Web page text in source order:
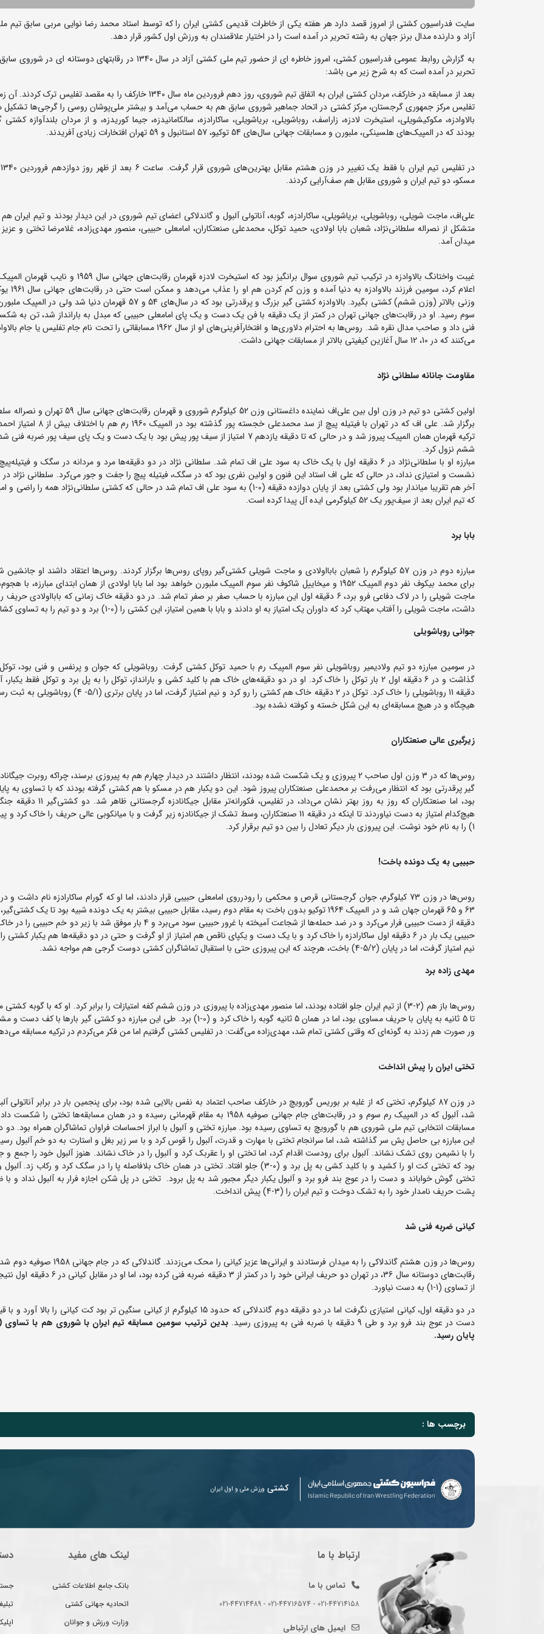
سایت فدراسیون کشتی از امروز قصد دارد هر هفته یکی از خاطرات قدیمی کشتی ایران را که توسط استاد محمد رضا نوایی مربی سابق تیم
آزاد و دارنده مدال برنز جهان به رشته تحریر در آمده است را در اختیار علاقمندان به ورزش اول کشور قرار دهد.
به گزارش روابط عمومی فدراسیون کشتی، امروز خاطره ای از حضور تیم ملی کشتی آزاد در سال 1340 در رقابتهای
تحریر در آمده است که به شرح زیر می باشد:
بعد از مسابقه در خارکف، مردان کشتی ایران به اتفاق تیم شوروی، روز دهم فروردین ماه سال 1340 خارکف را به مقصد
تفلیس مرکز جمهوری گرجستان، مرکز کشتی در اتحاد جماهیر شوروی سابق هم به حساب می‌آمد و بیشتر ملی‌پوشان روسی را گرجی‌ها تشکیل
بالاوادزه، مکوکیشویلی، استیخرت لادزه، زاراسف، روباشویلی، بریاشویلی، ساکارادزه، سالکامانیدزه، جیما کوریدزه، و از مردان بلندآوازه
بودند که در المپیک‌های هلسینکی، ملبورن و مسابقات جهانی سال‌های 54 توکیو، 57 استانبول و 59 تهران افتخارات زیادی آفریدند.
مسکو، دو تیم ایران و شوروی مقابل هم صف‌آرایی کردند.
علی‌اف، ماجت شویلی، روباشویلی، بریاشویلی، ساکارادزه، گوبه، آناتولی آلبول و گاندلاکی اعضای تیم شوروی در این دیدار بودند و تیم ایران هم
متشکل از نصراله سلطانی‌نژاد، شعبان بابا اولادی، حمید توکل، محمدعلی صنعتکاران، امامعلی حبیبی، منصور مهدی‌زاده، غلامرضا تختی و
میدان آمد.
اعلام کرد، سومین فرزند
وزنی بالاتر (وزن ششم) کشتی بگیرد. بالاوادزه کشتی گیر بزرگ و پرقدرتی بود که در سال‌های 54 و 57 قهرمان دنیا شد
سوم رسید. او در رقابت‌های جهانی تهران در کمتر از یک دقیقه با فن یک دست و یک پای امامعلی حبیبی که مبدل به بارانداز شد، تن به
فنی داد و صاحب مدال نقره شد. روس‌ها به احترام دلاوری‌ها و افتخارآفرینی‌های او از سال 1962 مسابقاتی را تحت نام جام
می‌کنند که در 10، 12 سال آغازین کیفیتی بالاتر از مسابقات جهانی داشت.
مقاومت جانانه سلطانی نژاد
اولین کشتی دو تیم در وزن اول بین علی‌اف نماینده داغستانی وزن 52 کیلوگرم شوروی و قهرمان
برگزار شد. علی اف که در تهران با فیتیله پیچ از سد محمدعلی خجسته پور
ترکیه قهرمان همان المپیک پیروز شد و در حالی که تا دقیقه یازدهم 7 امتیاز از سیف پور پیش بود با یک دست و یک پای سیف پور
ششم نزول کرد.
مبارزه او با سلطانی‌نژاد در 6 دقیقه اول با یک خاک به سود علی اف تمام شد. سلطانی نژاد در دو دقیقه‌ها مرد و مردانه در سگک و
نشست و امتیازی نداد، در حالی که علی اف استاد این فنون و اولین نفری بود که در سگک، فیتیله پیچ را جفت و جور می‌کرد. سلطانی نژاد در
آخر هم تقریبا میاندار بود ولی کشتی بعد از پایان دوازده دقیقه (0-1) به سود علی اف تمام شد در حالی که کشتی سلطانی‌نژاد همه را
که تیم ایران بعد از سیف‌پور یک 52 کیلوگرمی ایده آل پیدا کرده است.
بابا برد
مبارزه دوم در وزن 57 کیلوگرم را شعبان بابااولادی و ماجت شویلی کشتی‌گیر روپای روس‌ها برگزار کردند. روس‌ها اعتقاد داشند او
برای محمد بیکوف نفر دوم المپیک 1952 و میخاییل شاکوف نفر سوم المپیک ملبورن خواهد بود اما بابا اولادی از همان ابتدای مبارزه،
ماجت شویلی را در لاک دفاعی فرو برد، 6 دقیقه اول این مبارزه با حساب صفر بر صفر تمام شد. در دو دقیقه خاک زمانی که بابااولادی
داشت، ماجت شویلی را آفتاب مهتاب کرد که داوران یک امتیاز به او دادند و بابا با همین امتیاز، این کشتی را (0-1) برد و دو تیم را به تساوی کشاند.
جوانی روباشویلی
در سومین مبارزه دو تیم ولادیمیر روباشویلی نفر سوم المپیک رم با حمید توکل کشتی گرفت. روباشویلی که جوان و پرنفس و فنی بود، توکل
گذاشت و در 6 دقیقه اول 2 بار توکل را خاک کرد. او در دو دقیقه‌های خاک هم با کلید کشی و بارانداز، توکل را به پل برد و توکل فقط
دقیقه 11 روباشویلی را خاک کرد. توکل در 2 دقیقه خاک هم کشتی را رو کرد و نیم امتیاز گرفت، اما در
هیچگاه و در هیچ مسابقه‌ای به این شکل خسته و کوفته نشده بود.
زیرگیری عالی صنعتکاران
روس‌ها که در 3 وزن اول صاحب 2 پیروزی و یک شکست شده بودند، انتظار داشتند در دیدار چهارم هم به پیروزی برسند، چراکه روبرت
گیر پرقدرتی بود که انتظار می‌رفت بر محمدعلی صنعتکاران پیروز شود. این دو یکبار هم در مسکو با هم کشتی گرفته بودند که با تساوی به
بود، اما صنعتکاران که روز به روز بهتر نشان می‌داد، در تفلیس، فکورانه‌تر
1) را به نام خود نوشت. این پیروزی بار دیگر تعادل را بین دو تیم برقرار کرد.
حبیبی به یک دونده باخت!
روس‌ها در وزن 73 کیلوگرم، جوان گرجستانی قرص و محکمی را رودرروی امامعلی حبیبی قرار دادند، اما او که گورام ساکارادزه نام داشت
دقیقه از دست حبیبی فرار می‌کرد و در ضد حمله‌ها از شجاعت آمیخته با غرور حبیبی سود می‌برد و 4 بار موفق شد با زیر دو
حبیبی یک بار در 6 دقیقه اول ساکارادزه را خاک کرد و با یک دست و یکپای ناقص هم امتیاز از او گرفت و حتی در دو دقیقه‌ها هم یکبار کشتی
نیم امتیاز گرفت، اما در پایان (5/2-4) باخت، هرچند که این پیروزی حتی با استقبال تماشاگران کشتی دوست گرجی هم مواجه نشد.
مهدی زاده برد
روس‌ها باز هم (2-3) از تیم ایران جلو افتاده بودند، اما منصور مهدی‌زاده با پیروزی در وزن ششم کفه امتیازات را برابر کرد. او که با گوبه
تا 5 ثانیه به پایان با حریف مساوی بود، اما در همان 5 ثانیه گوبه را خاک کرد و (0-1) برد. طی این مبارزه دو کشتی گیر بارها
ور صورت هم زدند به گونه‌ای که وقتی کشتی تمام شد، مهدی‌زاده می‌گفت: در تفلیس کشتی گرفتیم اما من فکر می‌کردم در ترکیه مسابقه
تختی ایران را پیش انداخت
در وزن 87 کیلوگرم، تختی که از غلبه بر بوریس گورویچ در خارکف صاحب اعتماد به نفس بالایی شده بود، برای پنجمین بار در برابر آناتولی
شد، آلبول که در المپیک رم سوم و در رقابت‌های جام جهانی صوفیه 1958 به مقام قهرمانی رسیده و در همان مسابقه‌ها تختی را
مسابقات انتخابی تیم ملی شوروی هم با گورویچ به تساوی رسیده بود. مبارزه تختی و آلبول با ابراز احساسات فراوان تماشاگران همراه بود. دو
این مبارزه بی حاصل پش سر گذاشته شد، اما سرانجام تختی با مهارت و قدرت، آلبول را قوس کرد و با سر زیر بغل و استارت به دو خم آلبول
را با نشیمن روی تشک نشاند. آلبول برای رودست اقدام کرد، اما تختی او را عقربک کرد و آلبول را در خاک نشاند. هنوز آلبول خود را جمع و
بود که تختی کت او را کشید و با کلید کشی به پل برد و (0-3) جلو افتاد. تختی در همان خاک بلافاصله پا را در سگک کرد و رکاب
تختی گوش خواباند و دست را در عوج بند فرو برد و آلبول یکبار دیگر مجبور شد به پل برود. تختی در پل شکن اجازه فرار به آلبول نداد و با
پشت حریف نامدار خود را به تشک دوخت و تیم ایران را (3-4) پیش انداخت.
کیانی ضربه فنی شد
روس‌ها در وزن هشتم گاندلاکی را به میدان فرستادند و ایرانی‌ها عزیز کیانی را محک
رقابت‌های دوستانه سال 36، در تهران دو حریف ایرانی خود را در کمتر از 3 دقیقه ضربه فنی
از تساوی (1-1) به دست نیاورد.
در دو دقیقه اول، کیانی امتیازی نگرفت اما در دو دقیقه دوم گاندلاکی که حدود 15 کیلوگرم از کیانی سنگین تر بود کت کیانی را
دست در عوج بند فرو برد و طی 9 دقیقه با ضربه فنی به پیروزی رسید.
پایان رسید.
برچسب ها :
کشتی ورزش ملی و اول ایران
ارتباط با ما
تماس با ما
021-44714158 - 021-44716574 - 021-44714489
ایمیل های ارتباطی
لینک های مفید
بانک جامع اطلاعات کشتی
اتحادیه جهانی کشتی
وزارت ورزش و جوانان